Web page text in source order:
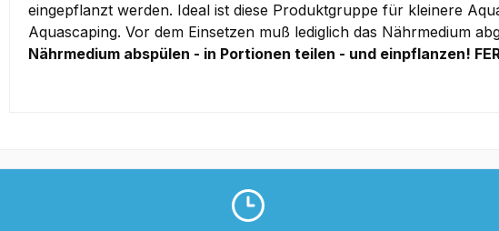
eingepflanzt werden. Ideal ist diese Produktgruppe für kleinere
Aquascaping. Vor dem Einsetzen muß lediglich das Nährmedium
Nährmedium abspülen - in Portionen teilen - und einpflanzen!